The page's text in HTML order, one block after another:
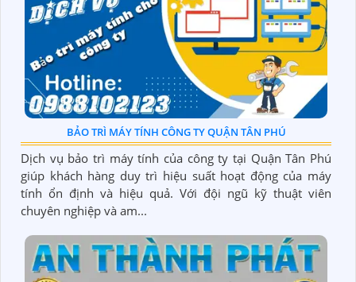
BẢO TRÌ MÁY TÍNH CÔNG TY QUẬN TÂN PHÚ
Dịch vụ bảo trì máy tính của công ty tại Quận Tân Phú
giúp khách hàng duy trì hiệu suất hoạt động của máy
tính ổn định và hiệu quả. Với đội ngũ kỹ thuật viên
chuyên nghiệp và am...